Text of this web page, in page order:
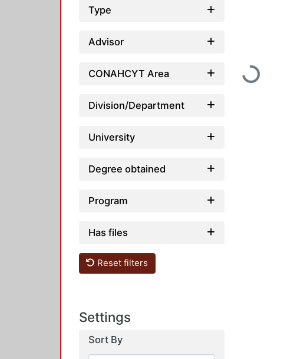
Type
Advisor
CONAHCYT Area
Division/Department
University
Degree obtained
Program
Has files
Reset filters
Settings
Sort By
Loading...